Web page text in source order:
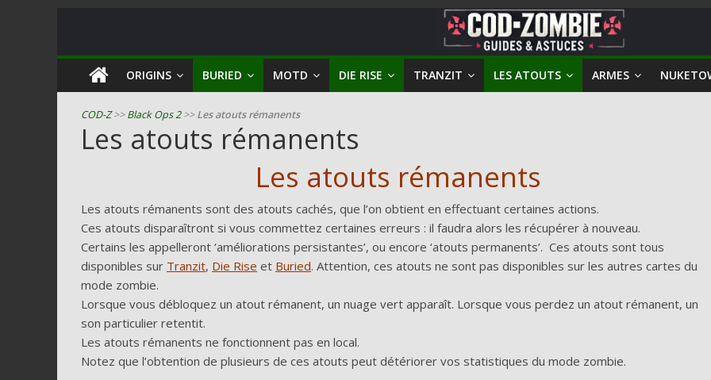
COD
Zombie
Guides
pour
le
mode
zombie
de
Call
of
Duty
ORIGINS BURIED MOTD DIE RISE TRANZIT LES ATOUTS ARMES
COD-Z>>Black Ops 2>>Les atouts rémanents
Les atouts rémanents
Les atouts rémanents
Les atouts rémanents sont des atouts cachés, que l’on obtient en effectuant certaines actions.
Ces atouts disparaîtront si vous commettez certaines erreurs : il faudra alors les récupérer à nouveau.
Certains les appelleront ‘améliorations persistantes’, ou encore ‘atouts permanents’. Ces atouts sont tous
disponibles sur Tranzit, Die Rise et Buried. Attention, ces atouts ne sont pas disponibles sur les autres cartes du
mode zombie.
Lorsque vous débloquez un atout rémanent, un nuage vert apparaît. Lorsque vous perdez un atout rémanent, un
son particulier retentit.
Les atouts rémanents ne fonctionnent pas en local.
Notez que l’obtention de plusieurs de ces atouts peut détériorer vos statistiques du mode zombie.